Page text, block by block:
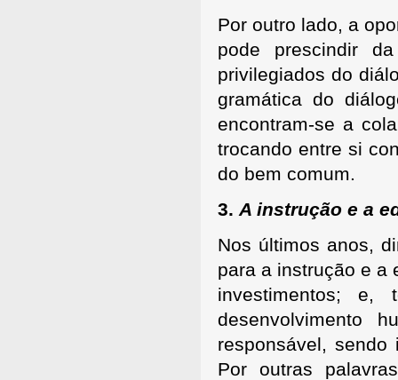
Por outro lado, a
pode prescindir
privilegiados do
gramática do
encontram-se a
trocando entre si
do bem comum.
3. A instrução e a
Nos últimos anos,
para a instrução e a
investimentos; e,
desenvolvimento
responsável,
Por outras